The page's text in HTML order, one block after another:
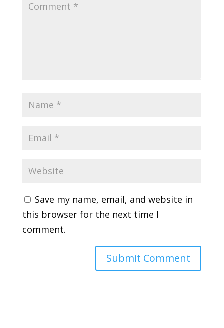
Save my name, email, and website in
this browser for the next time I
comment.